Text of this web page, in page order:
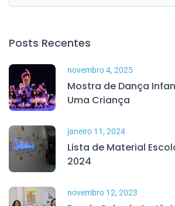
Posts Recentes
novembro 4, 2025
Mostra de Dança
Uma Criança
janeiro 11, 2024
Lista de Material
2024
novembro 12, 2023